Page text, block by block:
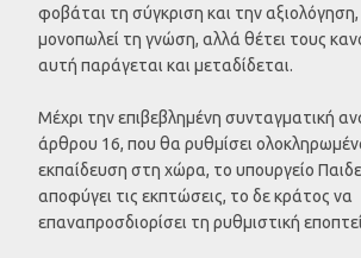
φοβάται τη σύγκριση και την
μονοπωλεί τη γνώση, αλλά θέτει τους
αυτή παράγεται και μεταδίδεται.
Μέχρι την επιβεβλημένη συνταγματική
άρθρου 16, που θα ρυθμίσει
εκπαίδευση στη χώρα, το υπουργείο
αποφύγει τις εκπτώσεις, το δε κράτος να
επαναπροσδιορίσει τη ρυθμιστική